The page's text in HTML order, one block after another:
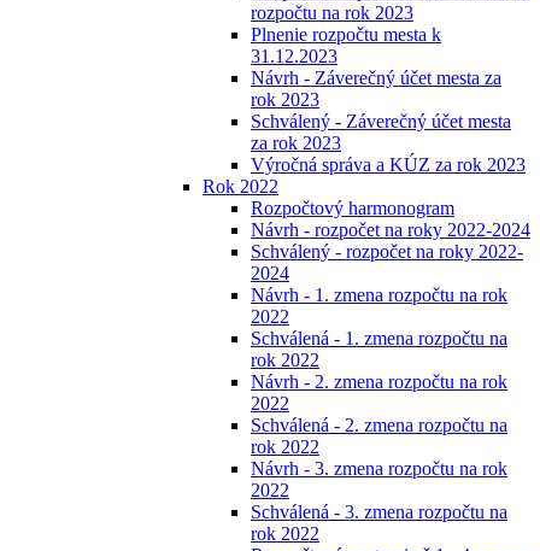
rozpočtu na rok 2023
Plnenie rozpočtu mesta k
31.12.2023
Návrh - Záverečný účet mesta za
rok 2023
Schválený - Záverečný účet mesta
za rok 2023
Výročná správa a KÚZ za rok 2023
Rok 2022
Rozpočtový harmonogram
Návrh - rozpočet na roky 2022-2024
Schválený - rozpočet na roky 2022-
2024
Návrh - 1. zmena rozpočtu na rok
2022
Schválená - 1. zmena rozpočtu na
rok 2022
Návrh - 2. zmena rozpočtu na rok
2022
Schválená - 2. zmena rozpočtu na
rok 2022
Návrh - 3. zmena rozpočtu na rok
2022
Schválená - 3. zmena rozpočtu na
rok 2022